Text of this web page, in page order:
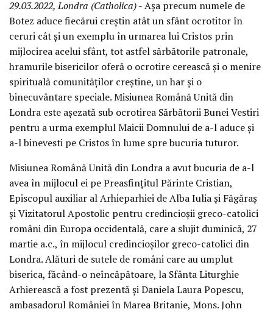
29.03.2022, Londra (Catholica)- Așa precum numele de
Botez aduce fiecărui creștin atât un sfânt ocrotitor în
ceruri cât și un exemplu în urmarea lui Cristos prin
mijlocirea acelui sfânt, tot astfel sărbătorile patronale,
hramurile bisericilor oferă o ocrotire cerească și o menire
spirituală comunităților creștine, un har și o
binecuvântare speciale. Misiunea Română Unită din
Londra este așezată sub ocrotirea Sărbătorii Bunei Vestiri
pentru a urma exemplul Maicii Domnului de a-l aduce și
a-l binevesti pe Cristos în lume spre bucuria tuturor.
Misiunea Română Unită din Londra a avut bucuria de a-l
avea în mijlocul ei pe Preasfințitul Părinte Cristian,
Episcopul auxiliar al Arhieparhiei de Alba Iulia și Făgăraș
și Vizitatorul Apostolic pentru credincioșii greco-catolici
români din Europa occidentală, care a slujit duminică, 27
martie a.c., în mijlocul credincioșilor greco-catolici din
Londra. Alături de sutele de români care au umplut
biserica, făcând-o neîncăpătoare, la Sfânta Liturghie
Arhierească a fost prezentă și Daniela Laura Popescu,
ambasadorul României în Marea Britanie, Mons. John